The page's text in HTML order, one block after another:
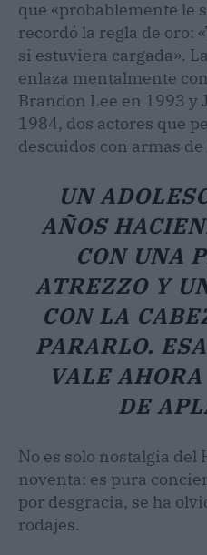
que «probablemente le
recordó la regla de oro:
si estuviera cargada».
enlaza mentalmente
Brandon Lee en 1993 y
1984, dos actores que
descuidos con armas de
UN
AÑOS
CON UNA
ATREZZO Y
CON LA
PARARLO.
VALE
DE
No es solo nostalgia del
noventa: es pura
por desgracia, se ha
rodajes.